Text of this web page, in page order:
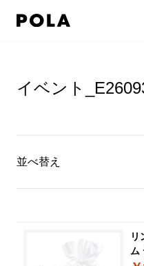
イベント
並べ替え
リ
ム